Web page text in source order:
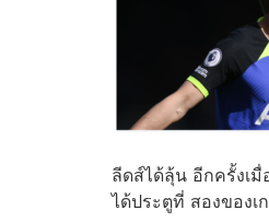
ลีดส์ได้ลุ้น อีกครั้งเ
ได้ประตูที่ สองของเ